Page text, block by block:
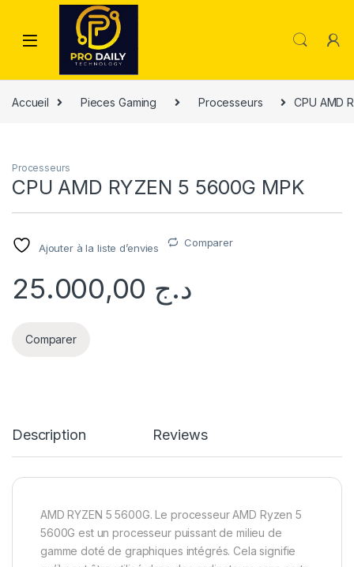
Skip to navigation
Skip to content
Accueil Pieces Gaming Processeurs CPU AMD
Processeurs
CPU AMD RYZEN 5 5600G MPK
Ajouter à la liste d’envies Comparer
د.ج
Comparer
Description Reviews
AMD RYZEN 5 5600G. Le processeur AMD Ryzen 5
5600G est un processeur puissant de milieu de
gamme doté de graphiques intégrés. Cela signifie